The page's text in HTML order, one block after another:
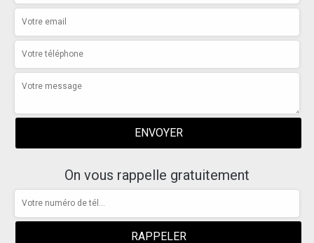
On vous rappelle gratuitement